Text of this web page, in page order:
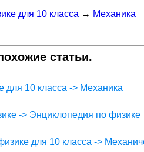
для 10 класса → Механика
статьи.
для 10 класса -> Механика
-> Энциклопедия по физике
для 10 класса ->